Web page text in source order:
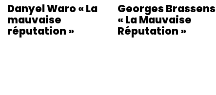
Danyel Waro « La
mauvaise
réputation »
Georges Brassens
« La Mauvaise
Réputation »